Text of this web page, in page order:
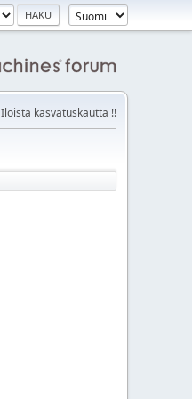
Iloista kasvatuskautta !!